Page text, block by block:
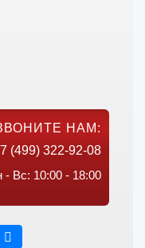
НАМ:
(499) 322-92-08
- Вс: 10:00 - 18:00